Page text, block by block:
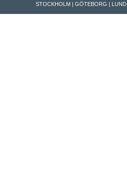
STOCKHOLM | GÖTEBORG | LUND